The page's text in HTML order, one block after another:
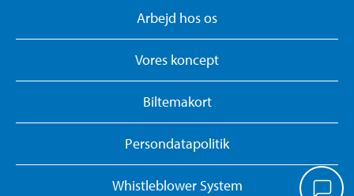
Arbejd hos os
Vores koncept
Biltemakort
Persondatapolitik
Whistleblower System